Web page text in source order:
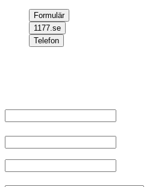
Formulär
1177.se
Telefon